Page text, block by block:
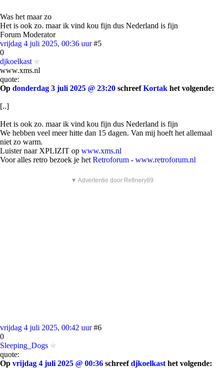
Was het maar zo
Het is ook zo. maar ik vind kou fijn dus Nederland is fijn
Forum Moderator
vrijdag 4 juli 2025, 00:36 uur #5
0
djkoelkast
www.xms.nl
quote:
Op donderdag 3 juli 2025 @ 23:20 schreefKortak het volgende:
[..]
Het is ook zo. maar ik vind kou fijn dus Nederland is fijn
We hebben veel meer hitte dan 15 dagen. Van mij hoeft het allemaal
niet zo warm.
Luister naar XPLIZIT op www.xms.nl
Voor alles retro bezoek je het Retroforum - www.retroforum.nl
▼ Advertentie door Refinery89
vrijdag 4 juli 2025, 00:42 uur #6
0
Sleeping_Dogs
quote:
Op vrijdag 4 juli 2025 @ 00:36 schreefdjkoelkast het volgende: